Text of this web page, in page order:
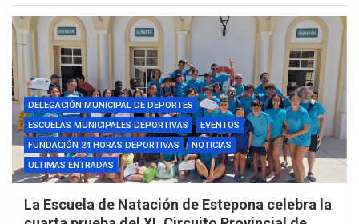
DELEGACIÓN MUNICIPAL DE DEPORTES
ESCUELAS MUNICIPALES DEPORTIVAS
EVENTOS
FUNDACIÓN 24 HORAS DEPORTIVAS
NOTICIAS
ULTIMAS ENTRADAS
La Escuela de Natación de Estepona celebra la